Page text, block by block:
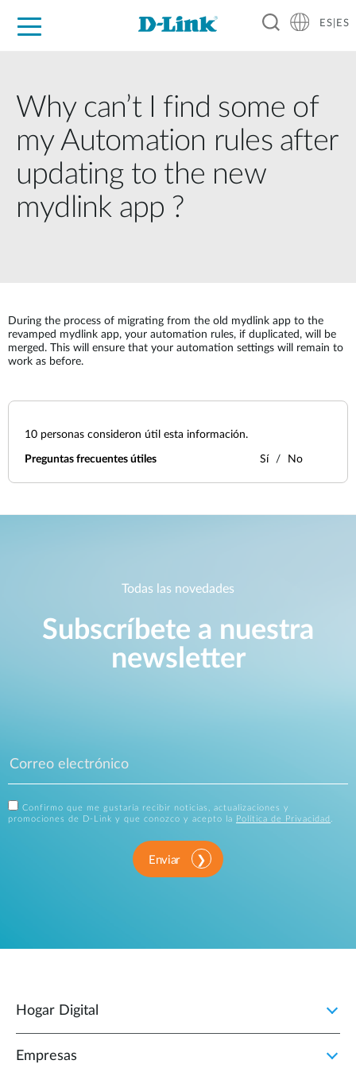
ES|ES
Why can’t I find some of
my Automation rules after
updating to the new
mydlink app ?
During the process of migrating from the old mydlink app to the
revamped mydlink app, your automation rules, if duplicated, will be
merged. This will ensure that your automation settings will remain to
work as before.
10 personas consideron útil esta información.
Preguntas frecuentes útiles Sí No
Todas las novedades
Subscríbete a nuestra
newsletter
Confirmo que me gustaría recibir noticias, actualizaciones y
promociones de D-Link y que conozco y acepto la
Política de Privacidad .
Enviar
Hogar Digital
Empresas